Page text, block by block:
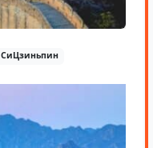
СиЦзиньпин